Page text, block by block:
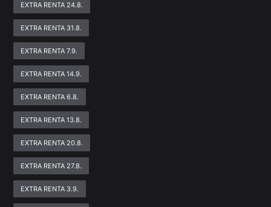
EXTRA RENTA 24.8.
EXTRA RENTA 31.8.
EXTRA RENTA 7.9.
EXTRA RENTA 14.9.
EXTRA RENTA 6.8.
EXTRA RENTA 13.8.
EXTRA RENTA 20.8.
EXTRA RENTA 27.8.
EXTRA RENTA 3.9.